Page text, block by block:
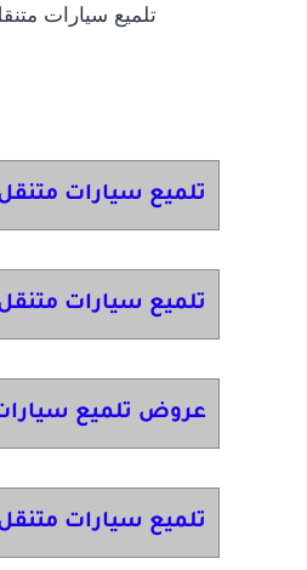
تلميع سيارات
تلميع سيارات
تلميع سيارات متنقل
عروض تلميع
تلميع سيارات